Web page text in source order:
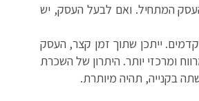
המתחיל. ואם לבעל העסק, יש
ייתכן שתוך זמן קצר, העסק
ומרכזי יותר. היתרון של השכרת
בקנייה, תהיה מיותרת.